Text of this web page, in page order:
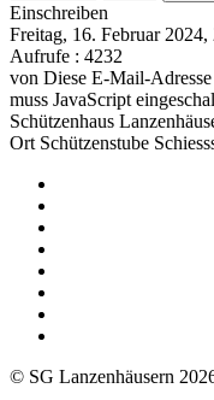
Einschreiben
Freitag, 16. Februar
Aufrufe : 4232
von Diese E-Mail-
muss JavaScript
Schützenhaus
Ort Schützenstube
© SG Lanzenhäusern